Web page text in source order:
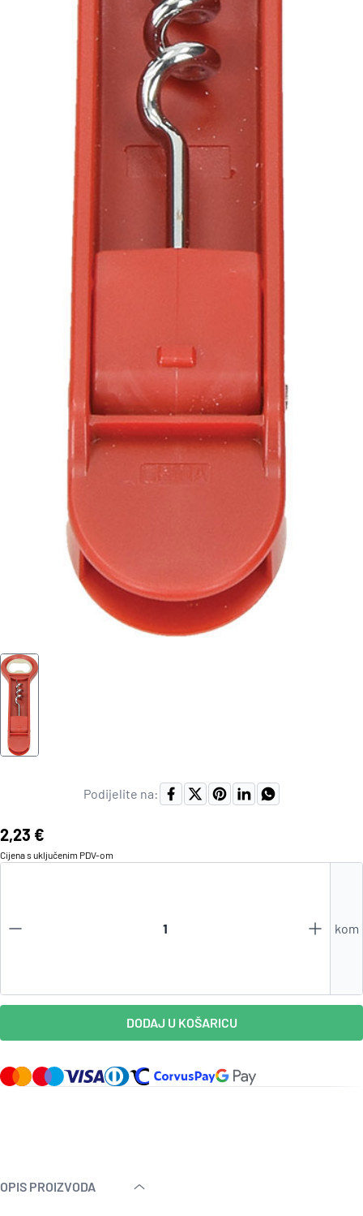
Podijelite na:
OPIS PROIZVODA
Cijena:
2,23 €
Cijena s uključenim PDV-om
kom
DODAJ U KOŠARICU